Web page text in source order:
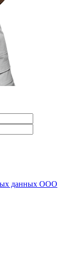
данных ООО